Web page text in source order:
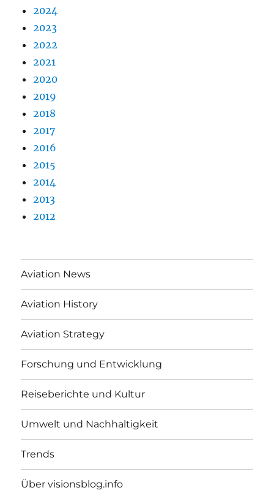
2024
2023
2022
2021
2020
2019
2018
2017
2016
2015
2014
2013
2012
Aviation News
Aviation History
Aviation Strategy
Forschung und Entwicklung
Reiseberichte und Kultur
Umwelt und Nachhaltigkeit
Trends
Über visionsblog.info